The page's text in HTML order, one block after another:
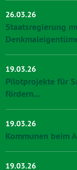
26.03.26
Staatsregierung
19.03.26
Pilotprojekte für
fördern…
19.03.26
Kommunen beim
19.03.26